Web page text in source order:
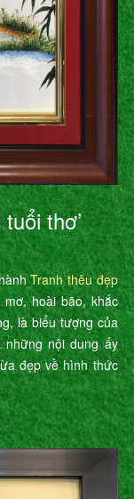
thơ’
Tranh thêu đẹp
hoài bão, khắc
là biểu tượng của
nội dung ấy
đẹp về hình thức